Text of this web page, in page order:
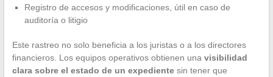
Registro de accesos y modificaciones, útil en caso de
auditoría o litigio
Este rastreo no solo beneficia a los juristas o a los directores
financieros. Los equipos operativos obtienen una visibilidad
clara sobre el estado de un expedientesin tener que